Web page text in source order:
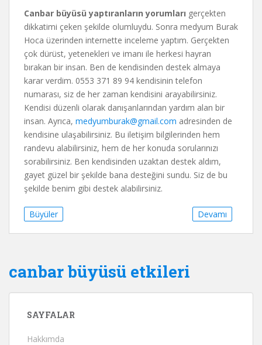
Canbar büyüsü yaptıranların yorumları gerçekten
dikkatimi çeken şekilde olumluydu. Sonra medyum Burak
Hoca üzerinden internette inceleme yaptım. Gerçekten
çok dürüst, yetenekleri ve imanı ile herkesi hayran
bırakan bir insan. Ben de kendisinden destek almaya
karar verdim. 0553 371 89 94 kendisinin telefon
numarası, siz de her zaman kendisini arayabilirsiniz.
Kendisi düzenli olarak danışanlarından yardım alan bir
insan. Ayrıca, medyumburak@gmail.com adresinden de
kendisine ulaşabilirsiniz. Bu iletişim bilgilerinden hem
randevu alabilirsiniz, hem de her konuda sorularınızı
sorabilirsiniz. Ben kendisinden uzaktan destek aldım,
gayet güzel bir şekilde bana desteğini sundu. Siz de bu
şekilde benim gibi destek alabilirsiniz.
Devamı
Büyüler
canbar büyüsü etkileri
SAYFALAR
Hakkımda